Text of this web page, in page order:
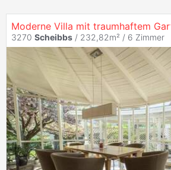
3270 Scheibbs / 232,82m² / 6 Zimmer